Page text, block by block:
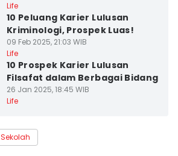
Life
10 Peluang Karier Lulusan
Kriminologi, Prospek Luas!
09 Feb 2025, 21:03 WIB
Life
10 Prospek Karier Lulusan
Filsafat dalam Berbagai Bidang
26 Jan 2025, 18:45 WIB
Life
Sekolah